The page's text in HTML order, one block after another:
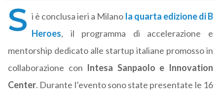
S i è conclusa ieri a Milano la quarta edizione di B
Heroes, il programma di accelerazione e
mentorship dedicato alle startup italiane promosso in
collaborazione con Intesa Sanpaolo e Innovation
Center. Durante l’evento sono state presentate le 16